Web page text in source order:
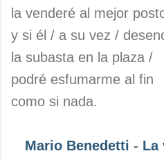
la venderé al mejor
y si él / a su vez /
la subasta en la plaza /
podré esfumarme al fin
como si nada.
Mario Benedetti - La